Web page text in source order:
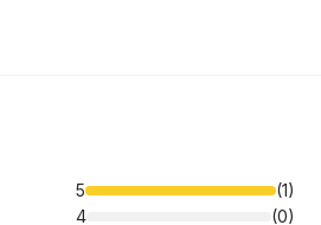
5
(1)
4
(0)